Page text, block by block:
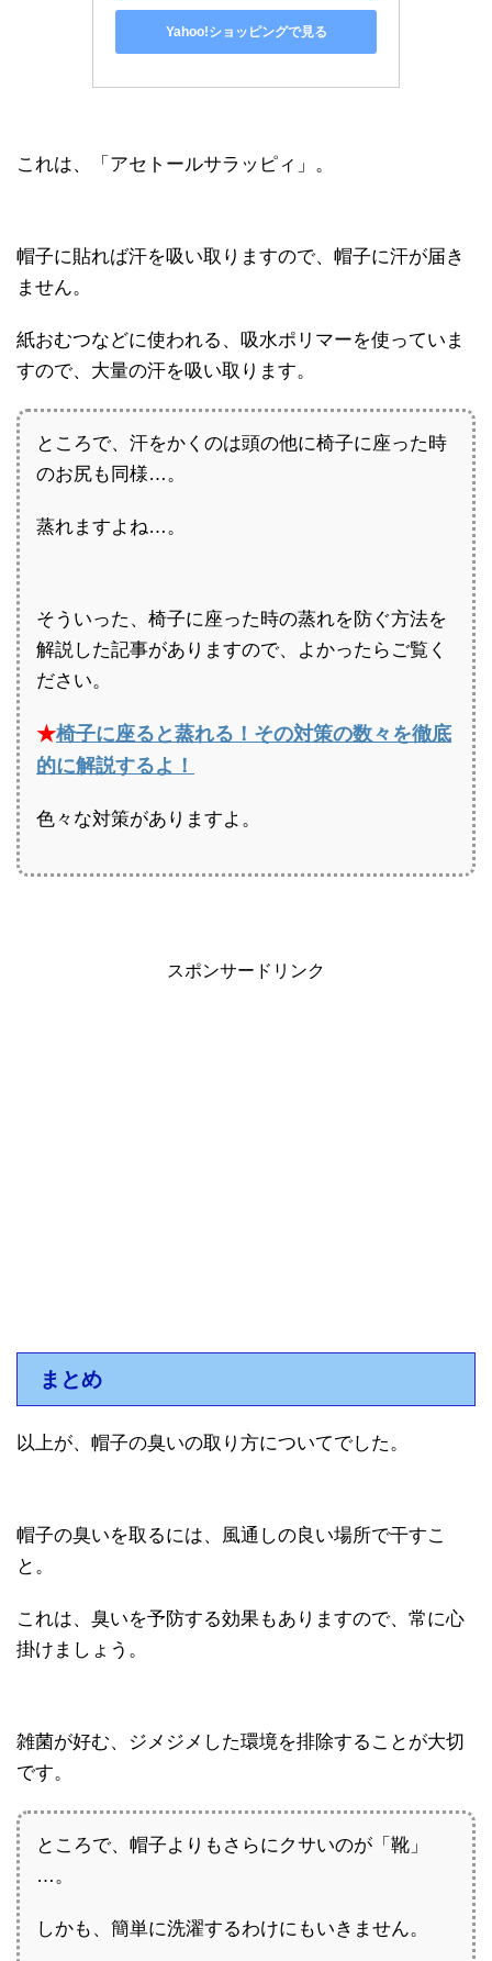
Yahoo!ショッピングで見る
これは、「アセトールサラッピィ」。
帽子に貼れば汗を吸い取りますので、帽子に汗が届き
ません。
紙おむつなどに使われる、吸水ポリマーを使っていま
すので、大量の汗を吸い取ります。
ところで、汗をかくのは頭の他に椅子に座った時
のお尻も同様…。
蒸れますよね…。
そういった、椅子に座った時の蒸れを防ぐ方法を
解説した記事がありますので、よかったらご覧く
ださい。
★椅子に座ると蒸れる！その対策の数々を徹底
的に解説するよ！
色々な対策がありますよ。
スポンサードリンク
まとめ
以上が、帽子の臭いの取り方についてでした。
帽子の臭いを取るには、風通しの良い場所で干すこ
と。
これは、臭いを予防する効果もありますので、常に心
掛けましょう。
雑菌が好む、ジメジメした環境を排除することが大切
です。
ところで、帽子よりもさらにクサいのが「靴」
…。
しかも、簡単に洗濯するわけにもいきません。